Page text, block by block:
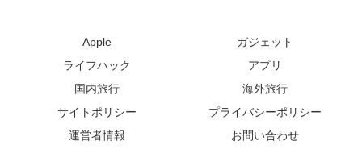
Apple
ガジェット
ライフハック
アプリ
国内旅行
海外旅行
サイトポリシー
プライバシーポリシー
運営者情報
お問い合わせ